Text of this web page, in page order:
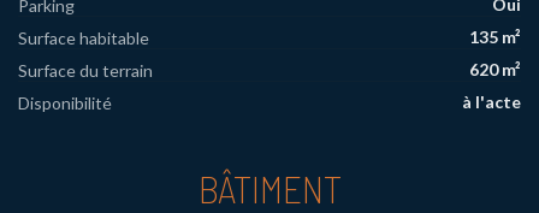
Parking
Surface habitable
135 m²
Surface du terrain
620 m²
Disponibilité
à l'acte
BÂTIMENT